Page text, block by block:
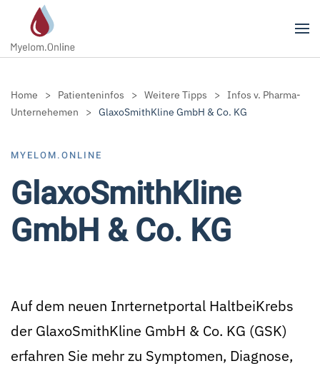
Zum Hauptinhalt springen
Home Patienteninfos Weitere Tipps
Infos v. Pharma-
Unternehemen
GlaxoSmithKline GmbH & Co. KG
MYELOM.ONLINE
GlaxoSmithKline
GmbH & Co. KG
Auf dem neuen Inrternetportal HaltbeiKrebs
der GlaxoSmithKline GmbH & Co. KG (GSK)
erfahren Sie mehr zu Symptomen, Diagnose,